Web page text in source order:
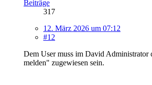
Beiträge
317
12. März 2026 um 07:12
#12
Dem User muss im David Administrator
melden" zugewiesen sein.